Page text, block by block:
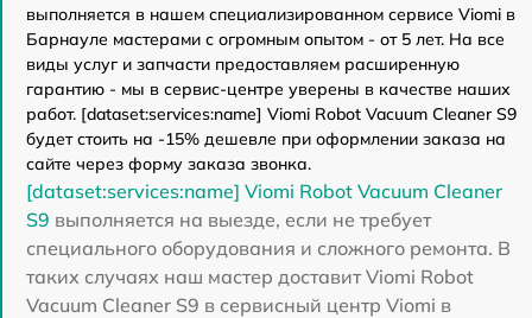
выполняется в нашем специализированном сервисе Viomi в
Барнауле мастерами с огромным опытом - от 5 лет. На все
виды услуг и запчасти предоставляем расширенную
гарантию - мы в сервис-центре уверены в качестве наших
работ. [dataset:services:name] Viomi Robot Vacuum Cleaner S9
будет стоить на -15% дешевле при оформлении заказа на
сайте через форму заказа звонка.
[dataset:services:name] Viomi Robot Vacuum Cleaner
S9 выполняется на выезде, если не требует
специального оборудования и сложного ремонта. В
таких случаях наш мастер доставит Viomi Robot
Vacuum Cleaner S9 в сервисный центр Viomi в